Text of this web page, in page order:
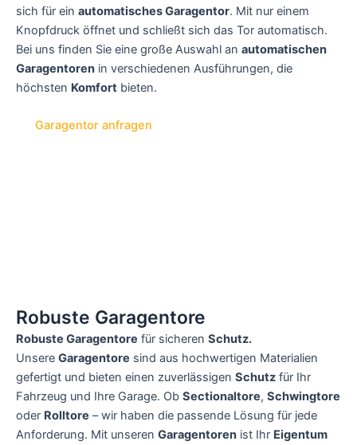
sich für ein automatisches Garagentor. Mit nur einem
Knopfdruck öffnet und schließt sich das Tor automatisch.
Bei uns finden Sie eine große Auswahl an automatischen
Garagentoren in verschiedenen Ausführungen, die
höchsten Komfort bieten.
Garagentor anfragen
Robuste Garagentore
Robuste Garagentore für sicheren Schutz.
Unsere Garagentore sind aus hochwertigen Materialien
gefertigt und bieten einen zuverlässigen Schutz für Ihr
Fahrzeug und Ihre Garage. Ob Sectionaltore, Schwingtore
oder Rolltore – wir haben die passende Lösung für jede
Anforderung. Mit unseren Garagentoren ist Ihr Eigentum